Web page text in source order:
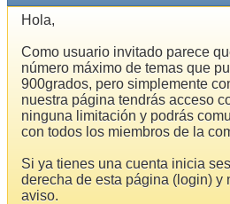
Hola,
Como usuario invitado parece
número máximo de temas que
900grados, pero simplemente
nuestra página tendrás acceso
ninguna limitación y podrás
con todos los miembros de la
Si ya tienes una cuenta inicia
derecha de esta página (login) y
aviso.